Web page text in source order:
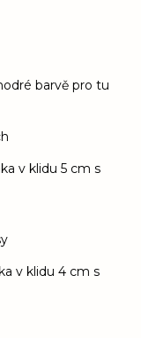
barvě pro tu
v klidu 5 cm s
v klidu 4 cm s